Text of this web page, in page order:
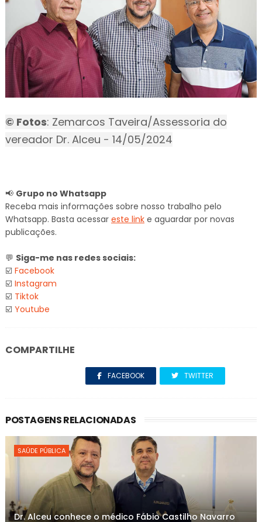
©️ Fotos: Zemarcos Taveira/Assessoria do
vereador Dr. Alceu - 14/05/2024
📢 Grupo no Whatsapp
Receba mais informações sobre nosso trabalho pelo
Whatsapp. Basta acessar este linke aguardar por novas
publicações.
💬 Siga-me nas redes sociais:
☑️ Facebook
☑️ Instagram
☑️ Tiktok
☑️ Youtube
COMPARTILHE
FACEBOOK TWITTER
POSTAGENS RELACIONADAS
SAÚDE PÚBLICA
Dr. Alceu conhece o médico Fábio Castilho Navarro